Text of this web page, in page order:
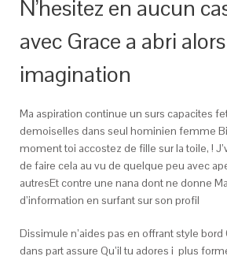
N’hesitez en aucun
avec Grace a abri alors
imagination
Ma aspiration continue un surs capacites
demoiselles dans seul hominien femme
moment toi accostez de fille sur la toile, !
de faire cela au vu de quelque peu avec
autresEt contre une nana dont ne donne
d’information en surfant sur son profil
Dissimule n’aides pas en offrant style bord
dans part assure Qu’il tu adores i plus